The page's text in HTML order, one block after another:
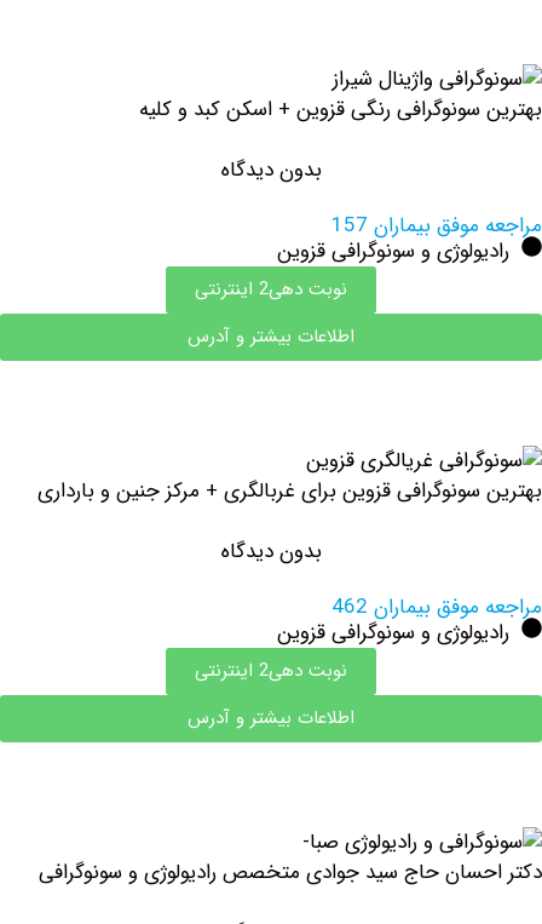
رنگی قزوین + اسکن کبد و کلیه
بدون دیدگاه
بیماران 157
و سونوگرافی قزوین
نوبت دهی2 اینترنتی
اطلاعات بیشتر و آدرس
قزوین برای غربالگری + مرکز جنین و بارداری
بدون دیدگاه
بیماران 462
و سونوگرافی قزوین
نوبت دهی2 اینترنتی
اطلاعات بیشتر و آدرس
حاج سید جوادی متخصص رادیولوژی و سونوگرافی